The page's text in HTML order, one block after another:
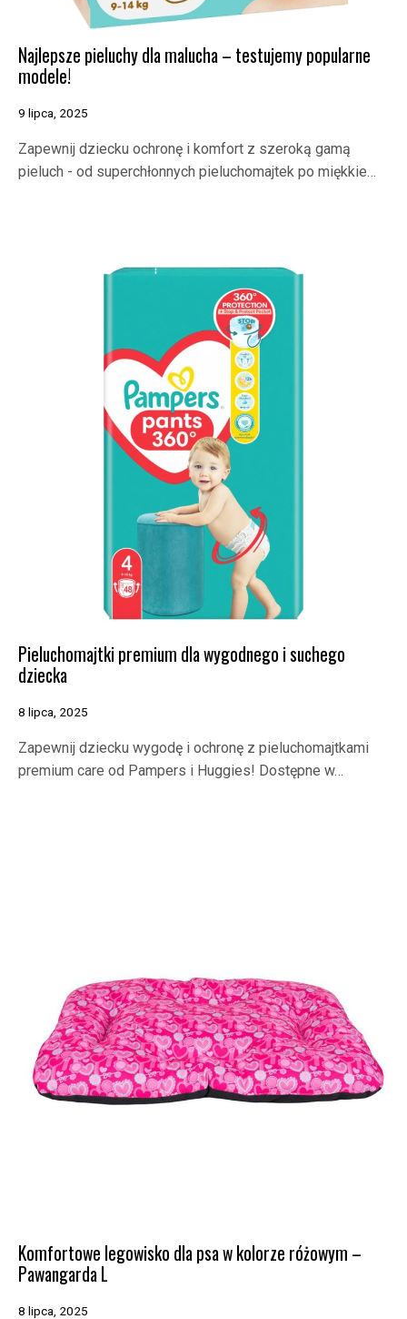
Najlepsze pieluchy dla malucha – testujemy popularne
modele!
9 lipca, 2025
Zapewnij dziecku ochronę i komfort z szeroką gamą
pieluch - od superchłonnych pieluchomajtek po miękkie…
Pieluchomajtki premium dla wygodnego i suchego
dziecka
8 lipca, 2025
Zapewnij dziecku wygodę i ochronę z pieluchomajtkami
premium care od Pampers i Huggies! Dostępne w…
Komfortowe legowisko dla psa w kolorze różowym –
Pawangarda L
8 lipca, 2025